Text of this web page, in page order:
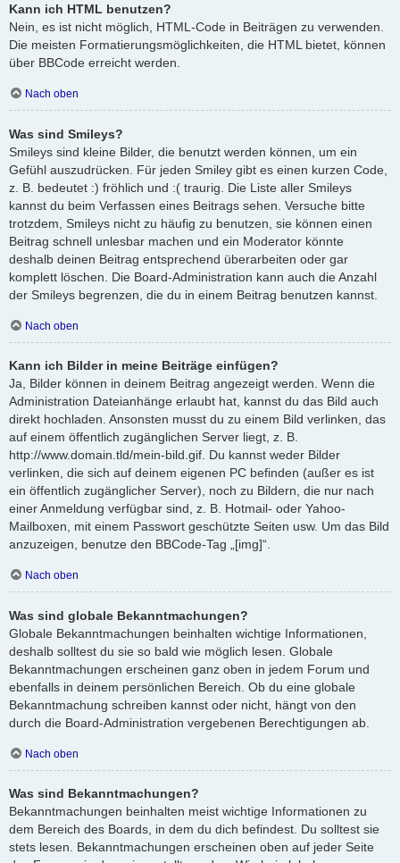
Kann ich HTML benutzen?
Nein, es ist nicht möglich, HTML-Code in Beiträgen zu verwenden.
Die meisten Formatierungsmöglichkeiten, die HTML bietet, können
über BBCode erreicht werden.
Nach oben
Was sind Smileys?
Smileys sind kleine Bilder, die benutzt werden können, um ein
Gefühl auszudrücken. Für jeden Smiley gibt es einen kurzen Code,
z. B. bedeutet :) fröhlich und :( traurig. Die Liste aller Smileys
kannst du beim Verfassen eines Beitrags sehen. Versuche bitte
trotzdem, Smileys nicht zu häufig zu benutzen, sie können einen
Beitrag schnell unlesbar machen und ein Moderator könnte
deshalb deinen Beitrag entsprechend überarbeiten oder gar
komplett löschen. Die Board-Administration kann auch die Anzahl
der Smileys begrenzen, die du in einem Beitrag benutzen kannst.
Nach oben
Kann ich Bilder in meine Beiträge einfügen?
Ja, Bilder können in deinem Beitrag angezeigt werden. Wenn die
Administration Dateianhänge erlaubt hat, kannst du das Bild auch
direkt hochladen. Ansonsten musst du zu einem Bild verlinken, das
auf einem öffentlich zugänglichen Server liegt, z. B.
http://www.domain.tld/mein-bild.gif. Du kannst weder Bilder
verlinken, die sich auf deinem eigenen PC befinden (außer es ist
ein öffentlich zugänglicher Server), noch zu Bildern, die nur nach
einer Anmeldung verfügbar sind, z. B. Hotmail- oder Yahoo-
Mailboxen, mit einem Passwort geschützte Seiten usw. Um das Bild
anzuzeigen, benutze den BBCode-Tag „[img]“.
Nach oben
Was sind globale Bekanntmachungen?
Globale Bekanntmachungen beinhalten wichtige Informationen,
deshalb solltest du sie so bald wie möglich lesen. Globale
Bekanntmachungen erscheinen ganz oben in jedem Forum und
ebenfalls in deinem persönlichen Bereich. Ob du eine globale
Bekanntmachung schreiben kannst oder nicht, hängt von den
durch die Board-Administration vergebenen Berechtigungen ab.
Nach oben
Was sind Bekanntmachungen?
Bekanntmachungen beinhalten meist wichtige Informationen zu
dem Bereich des Boards, in dem du dich befindest. Du solltest sie
stets lesen. Bekanntmachungen erscheinen oben auf jeder Seite